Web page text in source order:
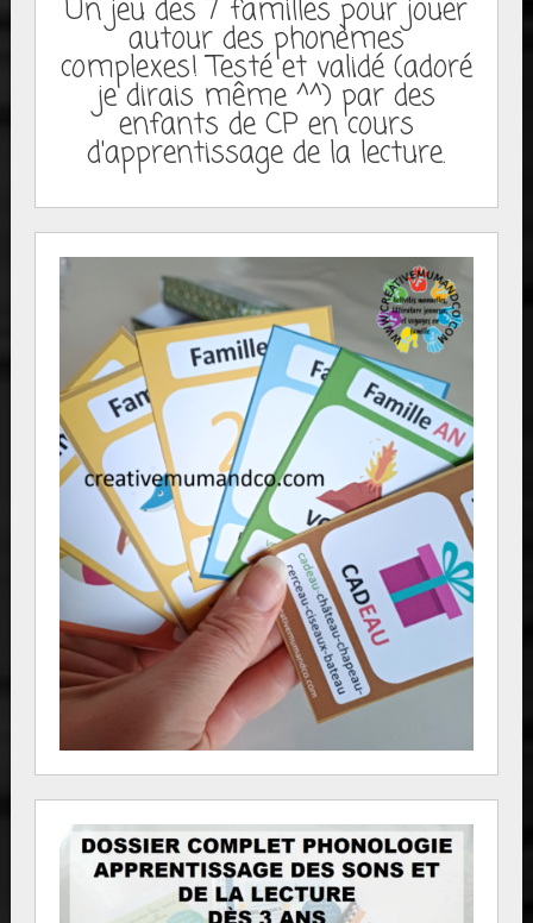
Un jeu des 7 familles pour jouer
autour des phonèmes
complexes! Testé et validé (adoré
je dirais même ^^) par des
enfants de CP en cours
d'apprentissage de la lecture.